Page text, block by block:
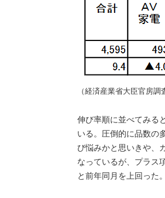
（経済産業省大臣官房
伸び率順に並べてみる
いる。圧倒的に品数の
び悩みかと思いきや、
なっているが、プラス
と前年同月を上回った。